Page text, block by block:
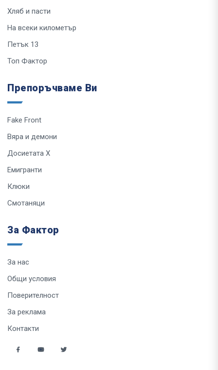
Хляб и пасти
На всеки километър
Петък 13
Топ Фактор
Препоръчваме Ви
Fake Front
Вяра и демони
Досиетата Х
Емигранти
Клюки
Смотаняци
За Фактор
За нас
Общи условия
Поверителност
За реклама
Контакти